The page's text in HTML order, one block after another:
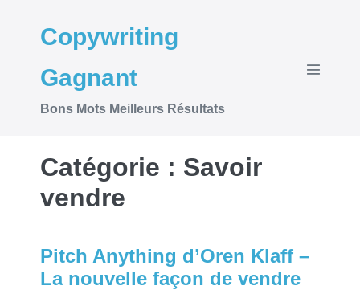
Copywriting
Gagnant
Bons Mots Meilleurs Résultats
Catégorie : Savoir
vendre
Pitch Anything d’Oren Klaff –
La nouvelle façon de vendre